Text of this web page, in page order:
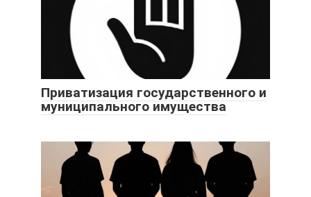
Приватизация государственного и
муниципального имущества